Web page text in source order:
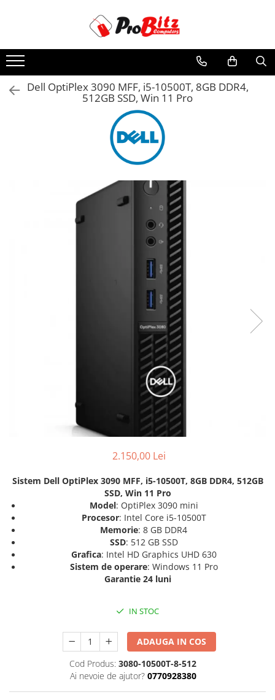
Laptopuri si accesorii
Laptopuri
Hard Disk-uri laptop
Componente REFURBISHED Laptop
Incarcatoare laptop refurbished
Calculatoare NOI
Calculatoare GAMING
Calculatoare REFURBISHED
Calculatoare RENEW
Calculatoare WORKSTATION
Componente PC NOI
Hard Disk-uri Desktop
Placi de baza
Dell OptiPlex 3090 MFF, i5-10500T, 8GB DDR4,
512GB SSD, Win 11 Pro
2.150,00 Lei
Sistem Dell OptiPlex 3090 MFF, i5-10500T, 8GB DDR4, 512GB
SSD, Win 11 Pro
Model: OptiPlex 3090 mini
Procesor: Intel Core i5-10500T
Memorie: 8 GB DDR4
SSD: 512 GB SSD
Grafica: Intel HD Graphics UHD 630
Sistem de operare: Windows 11 Pro
Garantie 24 luni
IN STOC
ADAUGA IN COS
Cod Produs: 3080-10500T-8-512
Ai nevoie de ajutor? 0770928380